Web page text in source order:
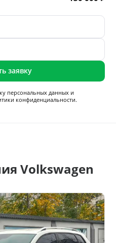
заявку
персональных данныхи
конфиденциальности.
Volkswagen